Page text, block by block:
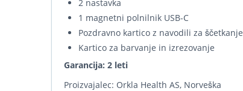
2 nastavka
1 magnetni polnilnik USB-C
Pozdravno kartico z navodili za ščetkanje
Kartico za barvanje in izrezovanje
Garancija: 2 leti
Proizvajalec: Orkla Health AS, Norveška